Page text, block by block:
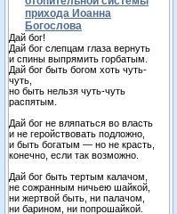
прихода Иоанна
Богослова
Дай бог!
Дай бог слепцам глаза вернуть
и спины выпрямить горбатым.
Дай бог быть богом хоть чуть-
чуть,
но быть нельзя чуть-чуть
распятым.
Дай бог не вляпаться во власть
и не геройствовать подложно,
и быть богатым — но не красть,
конечно, если так возможно.
Дай бог быть тертым калачом,
не сожранным ничьею шайкой,
ни жертвой быть, ни палачом,
ни барином, ни попрошайкой.